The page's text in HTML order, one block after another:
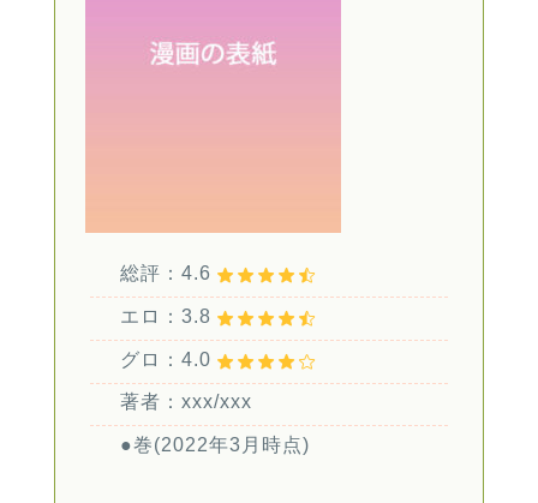
総評：4.6
エロ：3.8
グロ：4.0
著者：xxx/xxx
●巻(2022年3月時点)